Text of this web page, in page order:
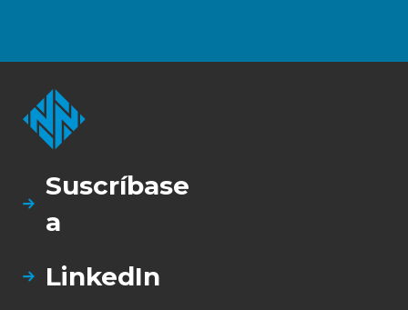
Suscríbase
a
LinkedIn